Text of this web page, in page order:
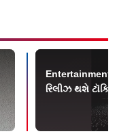
Entertainment
રિલીઝ થશે